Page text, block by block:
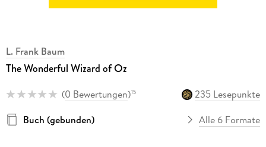
L. Frank Baum
The Wonderful Wizard of Oz
(0 Bewertungen)15
235 Lesepunkte
Buch (gebunden)
Alle 6 Formate